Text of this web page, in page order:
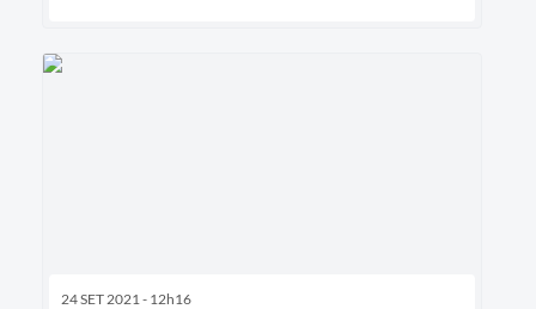
24 SET 2021 - 12h16